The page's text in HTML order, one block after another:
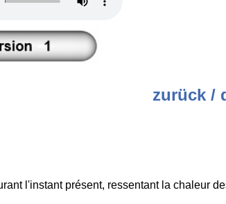
zurück /
l'instant présent, ressentant la chaleur